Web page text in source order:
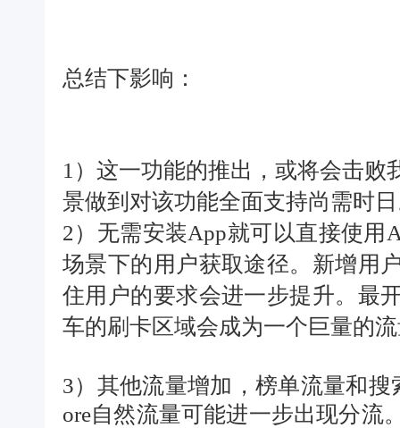
总结下影响：
1）这一功能的推出，或将会击
景做到对该功能全面支持尚需时
2）无需安装App就可以直接使用
场景下的用户获取途径。新增用
住用户的要求会进一步提升。最
车的刷卡区域会成为一个巨量的
3）其他流量增加，榜单流量和
ore自然流量可能进一步出现分流